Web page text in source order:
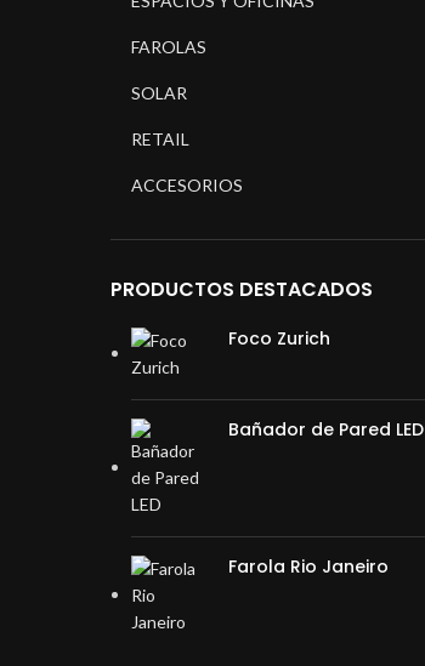
FAROLAS
SOLAR
RETAIL
ACCESORIOS
PRODUCTOS DESTACADOS
Foco Zurich
Bañador de Pared LED
Farola Rio Janeiro